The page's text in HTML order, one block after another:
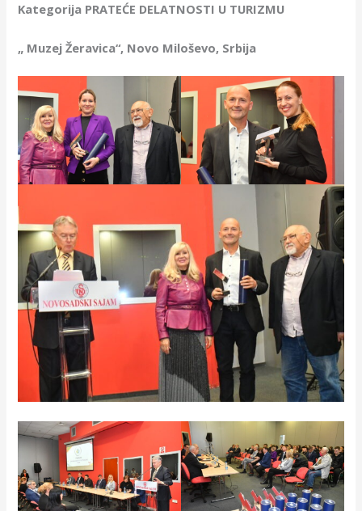
Kategorija PRATEĆE DELATNOSTI U TURIZMU
„ Muzej Žeravica“, Novo Miloševo, Srbija